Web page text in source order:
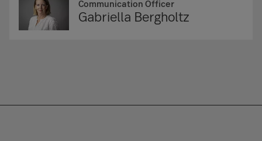
Communication Officer
Gabriella Bergholtz